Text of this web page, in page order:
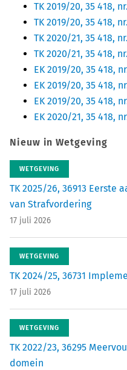
TK 2019/20, 35 418,
TK 2019/20, 35 418,
TK 2020/21, 35 418,
TK 2020/21, 35 418,
EK 2019/20, 35 418,
EK 2019/20, 35 418,
EK 2019/20, 35 418,
EK 2020/21, 35 418,
Nieuw in Wetgeving
WETGEVING
TK 2025/26, 36913 Eerste
van Strafvordering
17 juli 2026
WETGEVING
TK 2024/25, 36731
17 juli 2026
WETGEVING
TK 2022/23, 36295
domein